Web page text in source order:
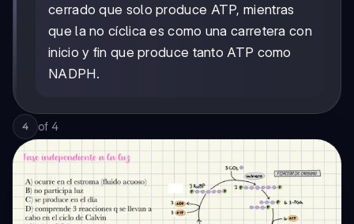
cerrado que solo produce ATP, mientras
que la no cíclica es como una carretera con
inicio y fin que produce tanto ATP como
NADPH.
4 of 4